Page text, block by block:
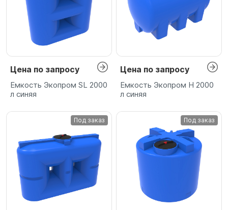
Цена по запросу
Емкость Экопром SL 2000
л синяя
Цена по запросу
Емкость Экопром H 2000
л синяя
Под заказ Под заказ